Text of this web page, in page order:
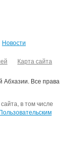
Новости
Карта сайта
Абхазии. Все права
в том числе